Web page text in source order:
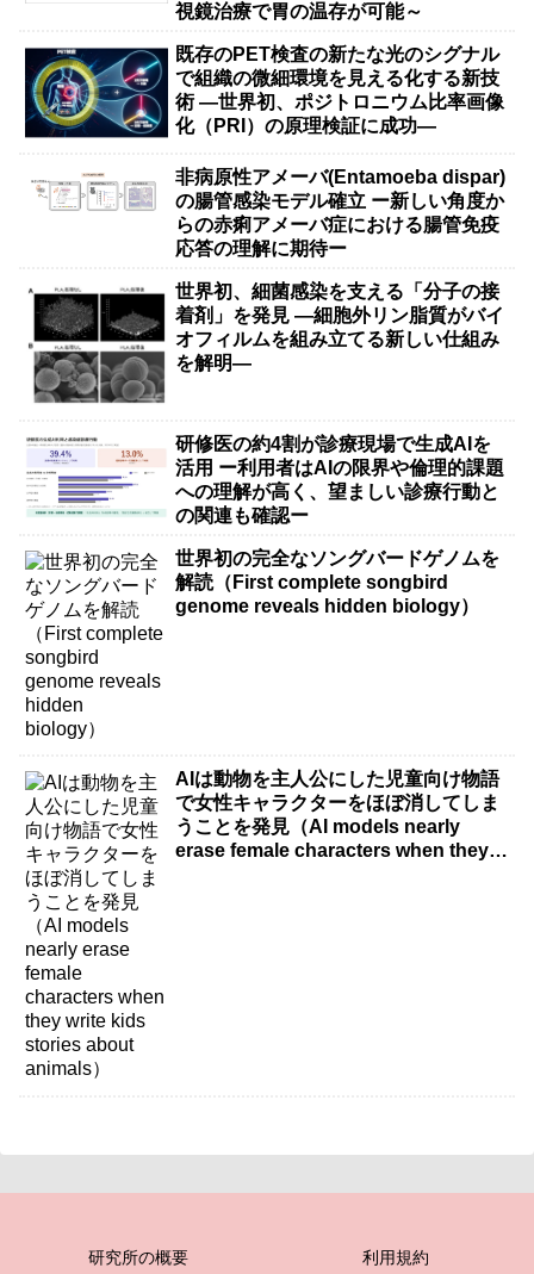
視鏡治療で胃の温存が可能～
既存のPET検査の新たな光のシグナル
で組織の微細環境を見える化する新技
術 ―世界初、ポジトロニウム比率画像
化（PRI）の原理検証に成功―
非病原性アメーバ(Entamoeba dispar)
の腸管感染モデル確立 ー新しい角度か
らの赤痢アメーバ症における腸管免疫
応答の理解に期待ー
世界初、細菌感染を支える「分子の接
着剤」を発見 ―細胞外リン脂質がバイ
オフィルムを組み立てる新しい仕組み
を解明―
研修医の約4割が診療現場で生成AIを
活用 ー利用者はAIの限界や倫理的課題
への理解が高く、望ましい診療行動と
の関連も確認ー
世界初の完全なソングバードゲノムを
解読（First complete songbird
genome reveals hidden biology）
AIは動物を主人公にした児童向け物語
で女性キャラクターをほぼ消してしま
うことを発見（AI models nearly
erase female characters when they
研究所の概要 利用規約